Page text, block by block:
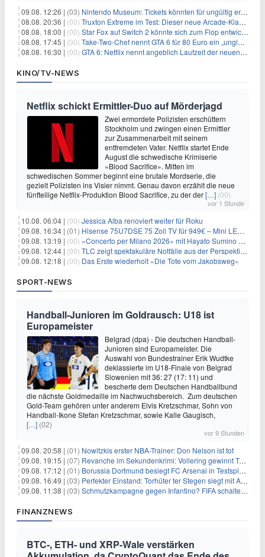
09.08. 12:26 | (03) Nintendo Museum: Tickets könnten für ungültig erklärt werden!
08.08. 20:36 | (00) Truxton Extreme im Test: Dieser neue Arcade-Klassiker verzeiht dir gar nichts
08.08. 18:00 | (00) Star Fox auf Switch 2 könnte sich zum Flop entwickeln
08.08. 17:45 | (00) Take-Two-Chef nennt GTA 6 für 80 Euro ein „unglaubliches Schnäppchen“
08.08. 16:30 | (00) GTA 6: Netflix nennt angeblich Laufzeit der neuen Gameplay-Präsentation
KINO/TV-NEWS
Netflix schickt Ermittler-Duo auf Mörderjagd
Zwei ermordete Polizisten erschüttern
Stockholm und zwingen einen Ermittler
zur Zusammenarbeit mit seinem
entfremdeten Vater. Netflix startet Ende
August die schwedische Krimiserie
«Blood Sacrifice». Mitten im
schwedischen Sommer beginnt eine brutale Mordserie, die
gezielt Polizisten ins Visier nimmt. Genau davon erzählt die neue
fünfteilige Netflix-Produktion Blood Sacrifice, zu der der[…] (00)
vor 1 Stunde
10.08. 06:04 | (00) Jessica Alba renoviert weiter für Roku
09.08. 16:34 | (01) Hisense 75U7DSE 75 Zoll TV für 949€ – Mini LED, 144Hz, 2026
09.08. 13:19 | (00) «Concerto per Milano 2026» mit Hayato Sumino kommt zu arte
09.08. 12:44 | (00) TLC zeigt spektakuläre Notfälle aus der Perspektive der Patienten
09.08. 12:18 | (00) Das Erste wiederholt «Die Tote vom Jakobsweg»
SPORT-NEWS
Handball-Junioren im Goldrausch: U18 ist
Europameister
Belgrad (dpa) - Die deutschen Handball-
Junioren sind Europameister. Die
Auswahl von Bundestrainer Erik Wudtke
deklassierte im U18-Finale von Belgrad
Slowenien mit 36: 27 (17: 11) und
bescherte dem Deutschen Handballbund
die nächste Goldmedaille im Nachwuchsbereich. Zum deutschen
Gold-Team gehören unter anderem Elvis Kretzschmar, Sohn von
Handball-Ikone Stefan Kretzschmar, sowie Kalle Gaugisch,
[…] (02)
vor 9 Stunden
09.08. 20:58 | (01) Nowitzkis erster NBA-Trainer: Don Nelson ist tot
09.08. 19:15 | (07) Revanche im Sekundenkrimi: Vollering gewinnt Tour
09.08. 17:12 | (01) Borussia Dortmund besiegt FC Arsenal in Testspiel mit 3:2
09.08. 16:49 | (03) Perfekter Einstand: Torhüter ter Stegen siegt mit Ajax
09.08. 11:38 | (03) Schmutzkampagne gegen Infantino? FIFA schaltet auf Angriff
FINANZNEWS
BTC-, ETH- und XRP-Wale verstärken